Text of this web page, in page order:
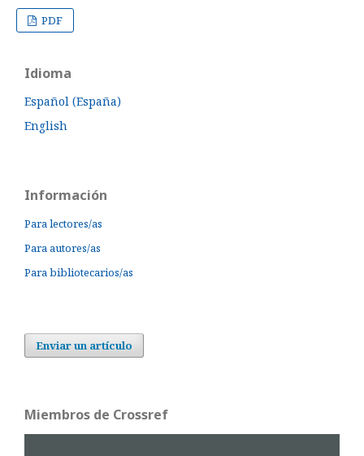
PDF
Idioma
Español (España)
English
Información
Para lectores/as
Para autores/as
Para bibliotecarios/as
Enviar un artículo
Miembros de Crossref